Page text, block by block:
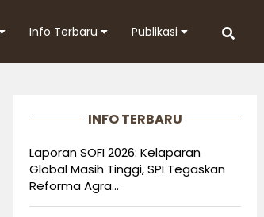
Info Terbaru Publikasi
INFO TERBARU
Laporan SOFI 2026: Kelaparan
Global Masih Tinggi, SPI Tegaskan
Reforma Agra...